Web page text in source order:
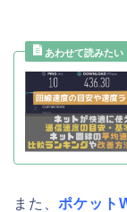
また、ポケット